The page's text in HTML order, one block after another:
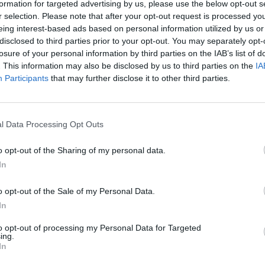
for targeted advertising by us, please use the below opt-out
selection. Please note that after your opt-out request is processed
interest-based ads based on personal information utilized by us
to third parties prior to your opt-out. You may separately
of your personal information by third parties on the IAB’s list of
This information may also be disclosed by us to third parties on the
Participants that may further disclose it to other third parties.
Data Processing Opt Outs
opt-out of the Sharing of my personal data.
opt-out of the Sale of my Personal Data.
opt-out of processing my Personal Data for Targeted
laikotarpius, pasirinkti rodyti ir
duomenis.
gamintojai
priklausanti įmonė
„Kauno energija“
pristato naujovę